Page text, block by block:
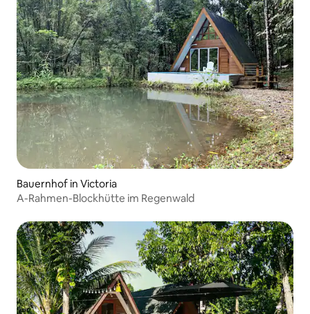
Bauernhof in Victoria
A-Rahmen-Blockhütte im Regenwald